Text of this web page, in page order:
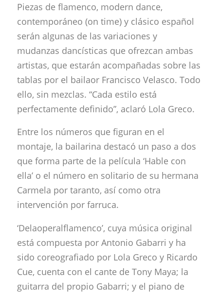
Piezas de flamenco, modern dance,
contemporáneo (on time) y clásico español
serán algunas de las variaciones y
mudanzas dancísticas que ofrezcan ambas
artistas, que estarán acompañadas sobre las
tablas por el bailaor Francisco Velasco. Todo
ello, sin mezclas. “Cada estilo está
perfectamente definido”, aclaró Lola Greco.
Entre los números que figuran en el
montaje, la bailarina destacó un paso a dos
que forma parte de la película ‘Hable con
ella’ o el número en solitario de su hermana
Carmela por taranto, así como otra
intervención por farruca.
‘Delaoperalflamenco’, cuya música original
está compuesta por Antonio Gabarri y ha
sido coreografiado por Lola Greco y Ricardo
Cue, cuenta con el cante de Tony Maya; la
guitarra del propio Gabarri; y el piano de